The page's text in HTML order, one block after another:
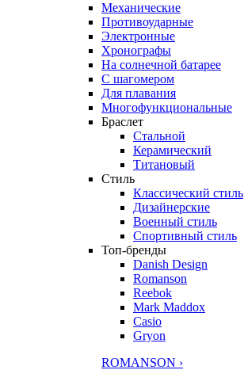
Механические
Противоударные
Электронные
Хронографы
На солнечной батарее
С шагомером
Для плавания
Многофункциональные
Браслет
Стальной
Керамический
Титановый
Стиль
Классический стиль
Дизайнерские
Военный стиль
Спортивный стиль
Топ-бренды
Danish Design
Romanson
Reebok
Mark Maddox
Casio
Gryon
ROMANSON ›